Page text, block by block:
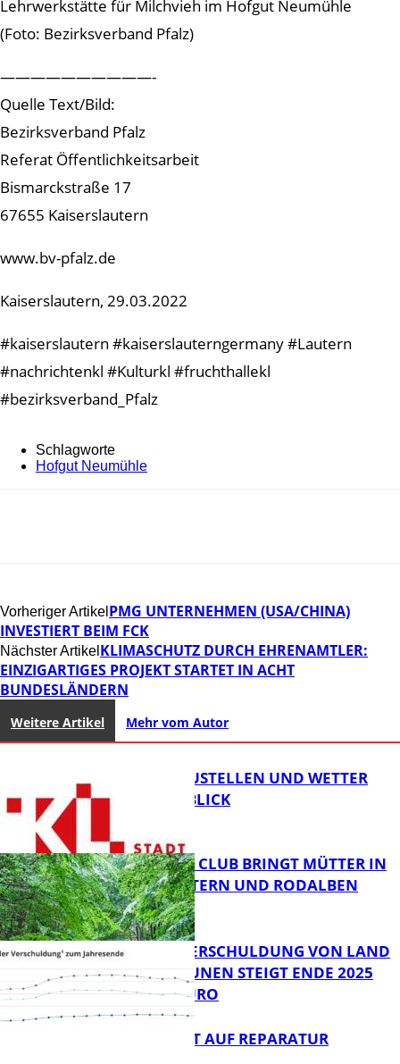
Lehrwerkstätte für Milchvieh im Hofgut Neumühle
(Foto: Bezirksverband Pfalz)
——————————-
Quelle Text/Bild:
Bezirksverband Pfalz
Referat Öffentlichkeitsarbeit
Bismarckstraße 17
67655 Kaiserslautern
www.bv-pfalz.de
Kaiserslautern, 29.03.2022
#kaiserslautern #kaiserslauterngermany #Lautern
#nachrichtenkl #Kulturkl #fruchthallekl
#bezirksverband_Pfalz
Schlagworte
Hofgut Neumühle
Vorheriger Artikel PMG UNTERNEHMEN (USA/CHINA)
INVESTIERT BEIM FCK
Nächster Artikel KLIMASCHUTZ DURCH EHRENAMTLER:
EINZIGARTIGES PROJEKT STARTET IN ACHT
BUNDESLÄNDERN
Weitere Artikel Mehr vom Autor
FB News
PARKEN, BAUSTELLEN UND WETTER
DIGITAL IM BLICK
FB News
NEUER MOM CLUB BRINGT MÜTTER IN
KAISERSLAUTERN UND RODALBEN
ZUSAMMEN
PRO-KOPF-VERSCHULDUNG VON LAND
UND KOMMUNEN STEIGT ENDE 2025
AUF 9.600 EURO
NEUES RECHT AUF REPARATUR